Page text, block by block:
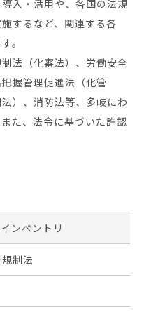
入・活用や、各国の法規
するなど、関連する各
。
法（化審法）、労働安全
握管理促進法（化管
）、消防法等、多岐にわ
た、法令に基づいた許認
インベントリ
制法